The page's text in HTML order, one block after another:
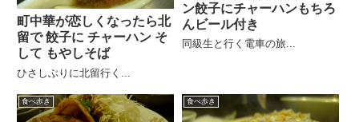
町中華が恋しくなったら北
留で 餃子に チャーハン そ
して もやしそば
ひさしぶりに北留行く...
ン餃子にチャーハンもちろ
んビール付き
同級生と行く電車の旅...
食べ歩き 食べ歩き